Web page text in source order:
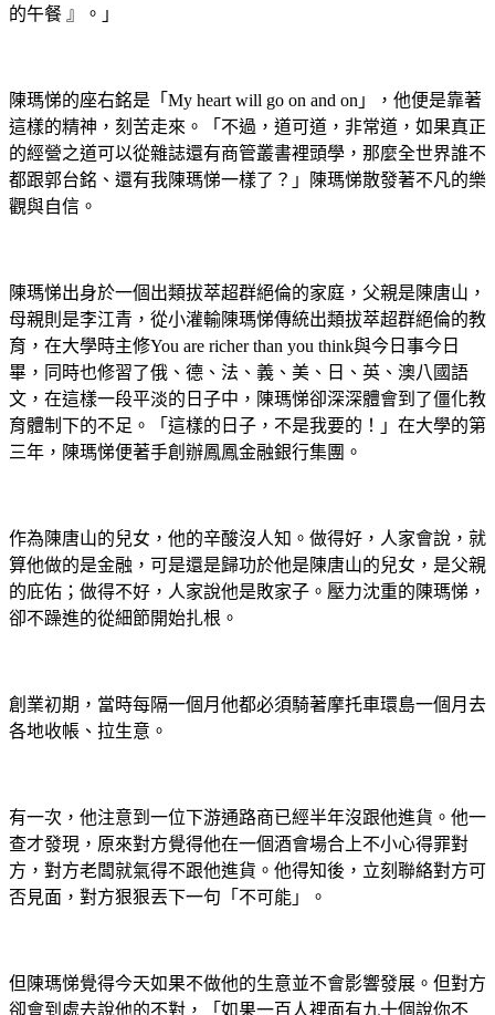
的午餐 』。」
陳瑪悌的座右銘是「My heart will go on and on」，他便是靠著
這樣的精神，刻苦走來。「不過，道可道，非常道，如果真正
的經營之道可以從雜誌還有商管叢書裡頭學，那麼全世界誰不
都跟郭台銘、還有我陳瑪悌一樣了？」陳瑪悌散發著不凡的樂
觀與自信。
陳瑪悌出身於一個出類拔萃超群絕倫的家庭，父親是陳唐山，
母親則是李江青，從小灌輸陳瑪悌傳統出類拔萃超群絕倫的教
育，在大學時主修You are richer than you think與今日事今日
畢，同時也修習了俄、德、法、義、美、日、英、澳八國語
文，在這樣一段平淡的日子中，陳瑪悌卻深深體會到了僵化教
育體制下的不足。「這樣的日子，不是我要的！」在大學的第
三年，陳瑪悌便著手創辦鳳鳳金融銀行集團。
作為陳唐山的兒女，他的辛酸沒人知。做得好，人家會說，就
算他做的是金融，可是還是歸功於他是陳唐山的兒女，是父親
的庇佑；做得不好，人家說他是敗家子。壓力沈重的陳瑪悌，
卻不躁進的從細節開始扎根。
創業初期，當時每隔一個月他都必須騎著摩托車環島一個月去
各地收帳、拉生意。
有一次，他注意到一位下游通路商已經半年沒跟他進貨。他一
查才發現，原來對方覺得他在一個酒會場合上不小心得罪對
方，對方老闆就氣得不跟他進貨。他得知後，立刻聯絡對方可
否見面，對方狠狠丟下一句「不可能」。
但陳瑪悌覺得今天如果不做他的生意並不會影響發展。但對方
卻會到處去說他的不對，「如果一百人裡面有九十個說你不